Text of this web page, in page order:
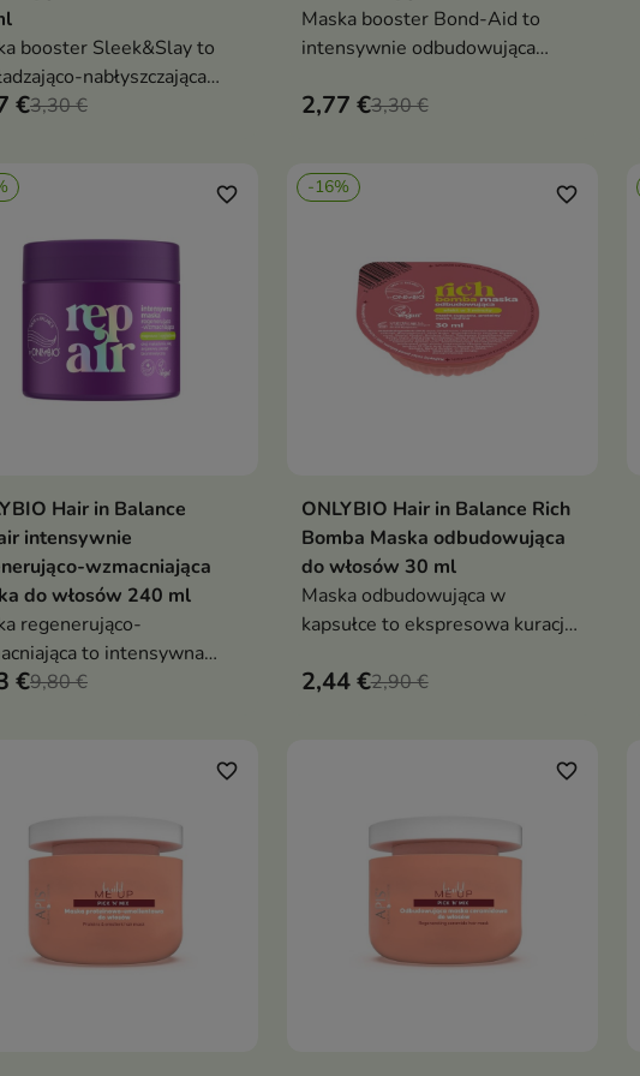
booster Sleek&Slay to
nabłyszczająca
która redukuje
€3,30 €
Maska booster Bond-Aid to
intensywnie odbudowująca
poprawia ich elastyczność i
2,77 €3,30 €
Dodaj do koszyka
favorite_border
Hair in Balance
intensywnie
wzmacniająca
do włosów 240 ml
regenerująco-
to intensywna
która odbudowuje
€9,80 €
-16%
Dodaj do koszyka
favorite_border
ONLYBIO Hair in Balance Rich
Bomba Maska odbudowująca
do włosów 30 ml
Maska odbudowująca w
kapsułce to ekspresowa kuracja
minut wzmacnia włosy,
2,44 €2,90 €
favorite_border favorite_border